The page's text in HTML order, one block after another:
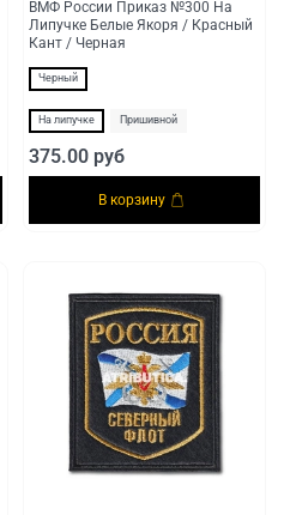
ВМФ России Приказ №300 На
Липучке Белые Якоря / Красный
Кант / Черная
Черный
На липучке Пришивной
375.00 руб
В корзину